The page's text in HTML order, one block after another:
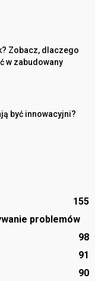
Zobacz, dlaczego
w zabudowany
być innowacyjni?
155
problemów
98
91
90